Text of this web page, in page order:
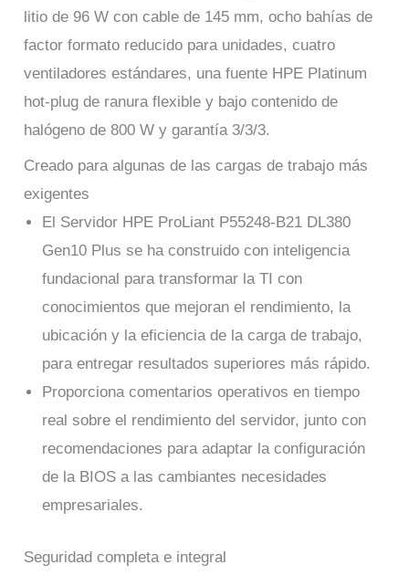
litio de 96 W con cable de 145 mm, ocho bahías de
factor formato reducido para unidades, cuatro
ventiladores estándares, una fuente HPE Platinum
hot-plug de ranura flexible y bajo contenido de
halógeno de 800 W y garantía 3/3/3.
Creado para algunas de las cargas de trabajo más
exigentes
El Servidor HPE ProLiant P55248-B21 DL380
Gen10 Plus se ha construido con inteligencia
fundacional para transformar la TI con
conocimientos que mejoran el rendimiento, la
ubicación y la eficiencia de la carga de trabajo,
para entregar resultados superiores más rápido.
Proporciona comentarios operativos en tiempo
real sobre el rendimiento del servidor, junto con
recomendaciones para adaptar la configuración
de la BIOS a las cambiantes necesidades
empresariales.
Seguridad completa e integral